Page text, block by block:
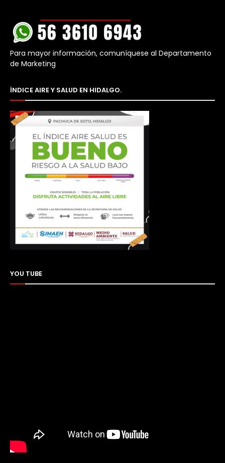
Para mayor información, comuníquese al Departamento
de Marketing
ÍNDICE AIRE Y SALUD EN HIDALGO.
YOU TUBE